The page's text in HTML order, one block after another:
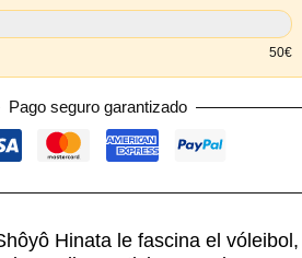
50€
Pago seguro garantizado
Hinata le fascina el vóleibol,